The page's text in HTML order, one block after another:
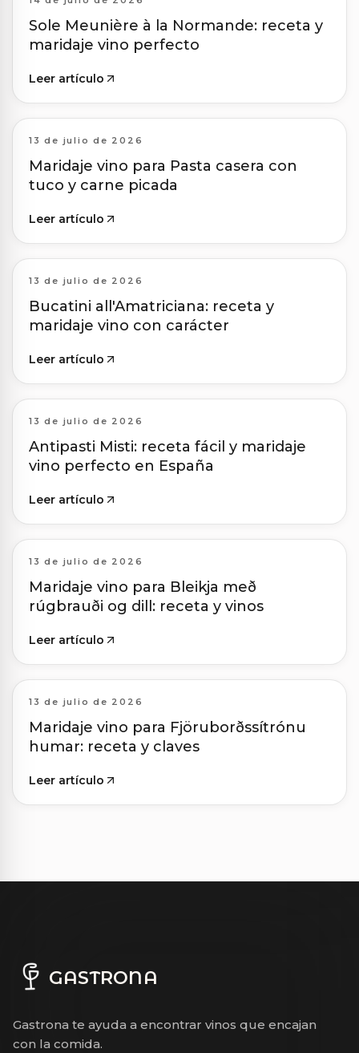
Sole Meunière à la Normande: receta y
maridaje vino perfecto
Leer artículo
13 de julio de 2026
Maridaje vino para Pasta casera con
tuco y carne picada
Leer artículo
13 de julio de 2026
Bucatini all'Amatriciana: receta y
maridaje vino con carácter
Leer artículo
13 de julio de 2026
Antipasti Misti: receta fácil y maridaje
vino perfecto en España
Leer artículo
13 de julio de 2026
Maridaje vino para Bleikja með
rúgbrauði og dill: receta y vinos
Leer artículo
13 de julio de 2026
Maridaje vino para Fjöruborðssítrónu
humar: receta y claves
Leer artículo
GASTRONA
Gastrona te ayuda a encontrar vinos que encajan
con la comida.